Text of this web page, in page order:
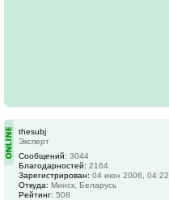
thesubj
Эксперт
Сообщений: 3044
Благодарностей: 2164
Зарегистрирован: 04 июн 2006, 04:22
Откуда: Минск, Беларусь
Рейтинг: 508